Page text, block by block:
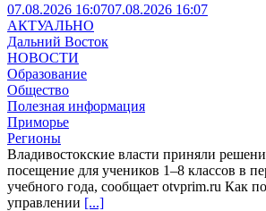
07.08.2026 16:0707.08.2026 16:07
АКТУАЛЬНО
Дальний Восток
НОВОСТИ
Образование
Общество
Полезная информация
Приморье
Регионы
Владивостокские власти приняли
посещение для учеников 1–8 классов в
учебного года, сообщает otvprim.ru Как
управлении [...]